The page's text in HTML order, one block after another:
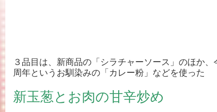
３品目は、新商品の「シラチャーソース」のほか、
周年というお馴染みの「カレー粉」などを使った
新玉葱とお肉の甘辛炒め